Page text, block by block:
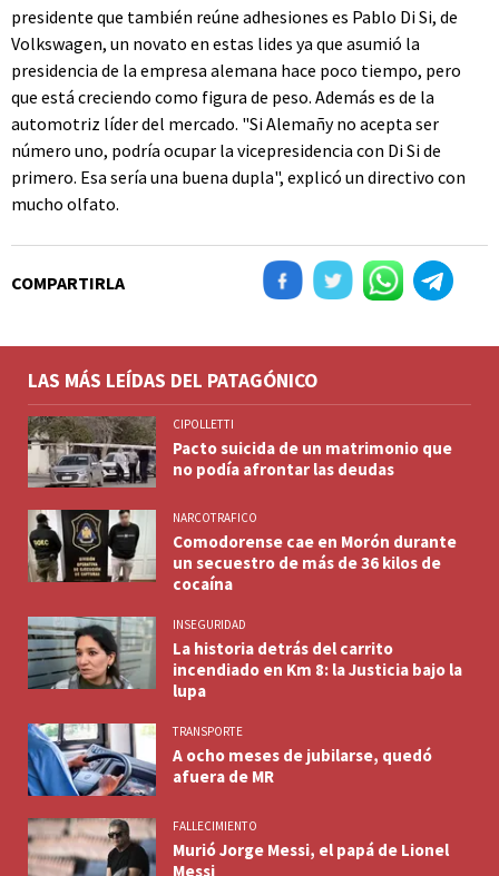
presidente que también reúne adhesiones es Pablo Di Si, de
Volkswagen, un novato en estas lides ya que asumió la
presidencia de la empresa alemana hace poco tiempo, pero
que está creciendo como figura de peso. Además es de la
automotriz líder del mercado. "Si Alemañy no acepta ser
número uno, podría ocupar la vicepresidencia con Di Si de
primero. Esa sería una buena dupla", explicó un directivo con
mucho olfato.
COMPARTIRLA
LAS MÁS LEÍDAS DEL PATAGÓNICO
CIPOLLETTI
Pacto suicida de un matrimonio que
no podía afrontar las deudas
NARCOTRAFICO
Comodorense cae en Morón durante
un secuestro de más de 36 kilos de
cocaína
INSEGURIDAD
La historia detrás del carrito
incendiado en Km 8: la Justicia bajo la
lupa
TRANSPORTE
A ocho meses de jubilarse, quedó
afuera de MR
FALLECIMIENTO
Murió Jorge Messi, el papá de Lionel
Messi